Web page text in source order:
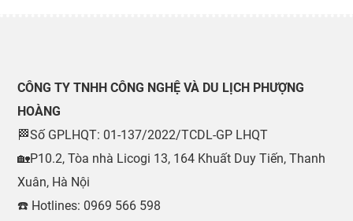
CÔNG TY TNHH CÔNG NGHỆ VÀ DU LỊCH PHƯỢNG
HOÀNG
🏁Số GPLHQT: 01-137/2022/TCDL-GP LHQT
🏡P10.2, Tòa nhà Licogi 13, 164 Khuất Duy Tiến, Thanh
Xuân, Hà Nội
☎️ Hotlines: 0969 566 598